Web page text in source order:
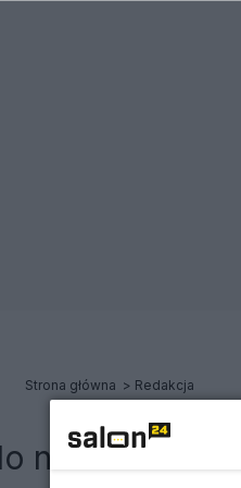
Strona główna Redakcja
notki:Szef